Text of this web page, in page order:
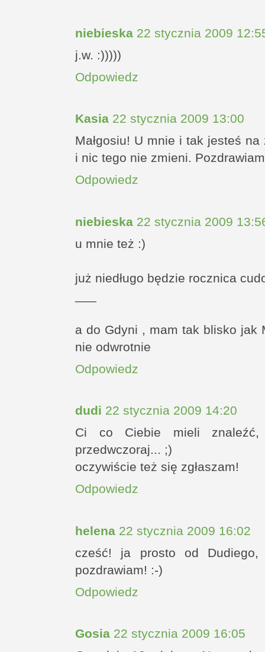
niebieska 22 stycznia 2009
j.w. :)))))
Odpowiedz
Kasia 22 stycznia 2009 13:00
Małgosiu! U mnie i tak jesteś
i nic tego nie zmieni.
Odpowiedz
niebieska 22 stycznia 2009
u mnie też :)
już niedługo będzie rocznica
a do Gdyni , mam tak blisko jak
nie odwrotnie
Odpowiedz
dudi 22 stycznia 2009 14:20
Ci co Ciebie mieli
przedwczoraj... ;)
oczywiście też się zgłaszam!
Odpowiedz
helena 22 stycznia 2009 16:02
cześć! ja prosto od Dudiego,
pozdrawiam! :-)
Odpowiedz
Gosia 22 stycznia 2009 16:05